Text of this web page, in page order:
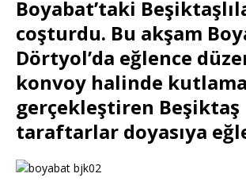
Boyabat’taki
coşturdu. Bu akşam
Dörtyol’da eğlence
konvoy halinde kutlama
gerçekleştiren Beşiktaş
taraftarlar doyasıya